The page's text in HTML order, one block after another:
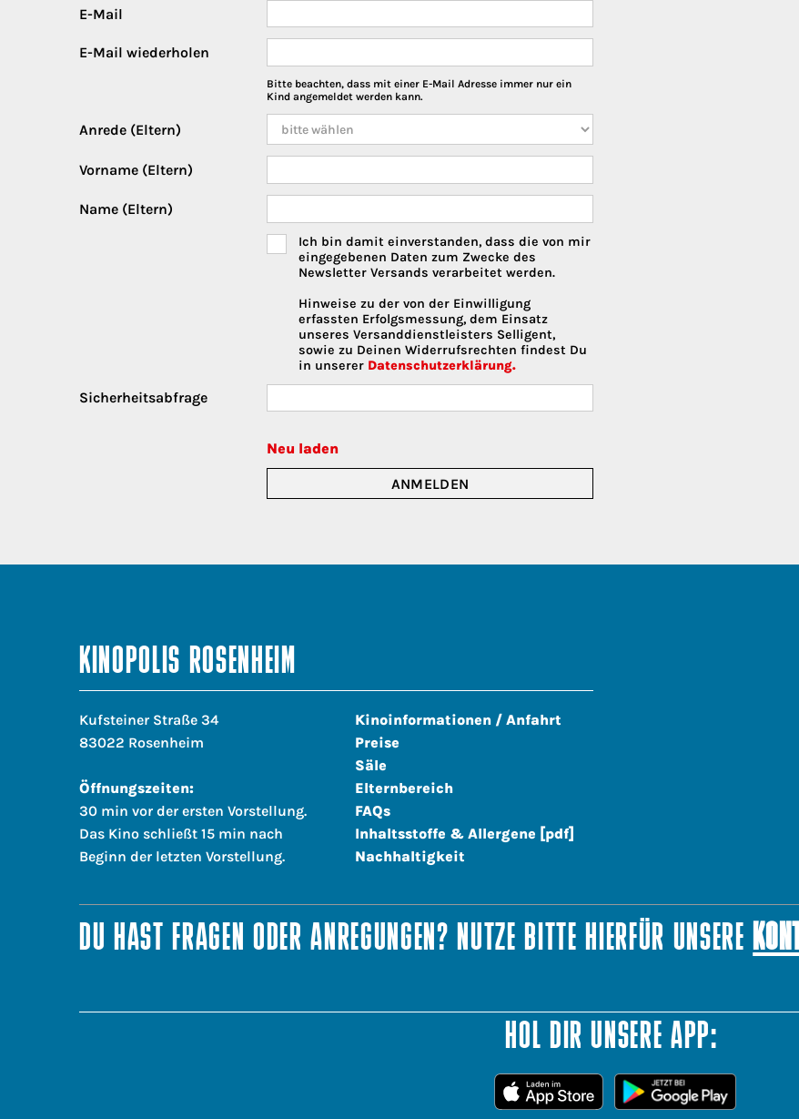
E-Mail
E-Mail wiederholen
Bitte beachten, dass mit einer E-Mail Adresse immer nur ein
Kind angemeldet werden kann.
Anrede (Eltern)
Vorname (Eltern)
Name (Eltern)
Ich bin damit einverstanden, dass die von mir
eingegebenen Daten zum Zwecke des
Newsletter Versands verarbeitet werden.
Hinweise zu der von der Einwilligung
erfassten Erfolgsmessung, dem Einsatz
unseres Versanddienstleisters Selligent,
sowie zu Deinen Widerrufsrechten findest Du
in unserer Datenschutzerklärung.
Sicherheitsabfrage
Neu laden
KINOPOLIS ROSENHEIM
Kufsteiner Straße 34
83022 Rosenheim
Öffnungszeiten:
30 min vor der ersten Vorstellung.
Das Kino schließt 15 min nach
Beginn der letzten Vorstellung.
Kinoinformationen / Anfahrt
Preise
Säle
Elternbereich
FAQs
Inhaltsstoffe & Allergene [pdf]
Nachhaltigkeit
DU HAST FRAGEN ODER ANREGUNGEN? NUTZE BITTE HIERFÜR UNSERE
HOL DIR UNSERE APP: